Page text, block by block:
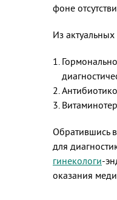
фоне
Из
Обратившись
для
гинекологи-
оказания